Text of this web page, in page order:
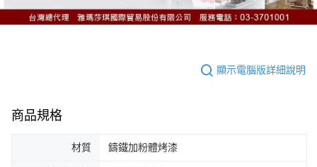
顯示電腦版詳細說明
商品規格
材質 鑄鐵加粉體烤漆